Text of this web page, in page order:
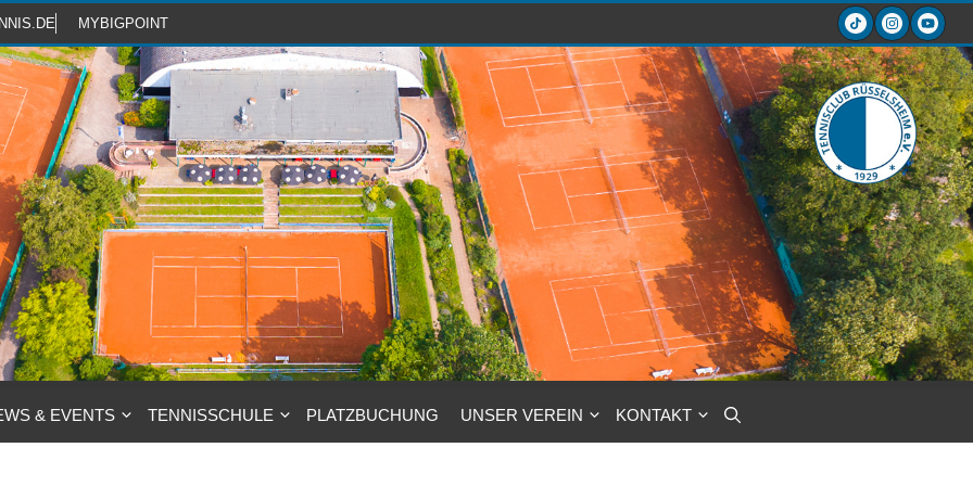
MYBIGPOINT
& EVENTS TENNISSCHULE PLATZBUCHUNG UNSER VEREIN KONTAKT